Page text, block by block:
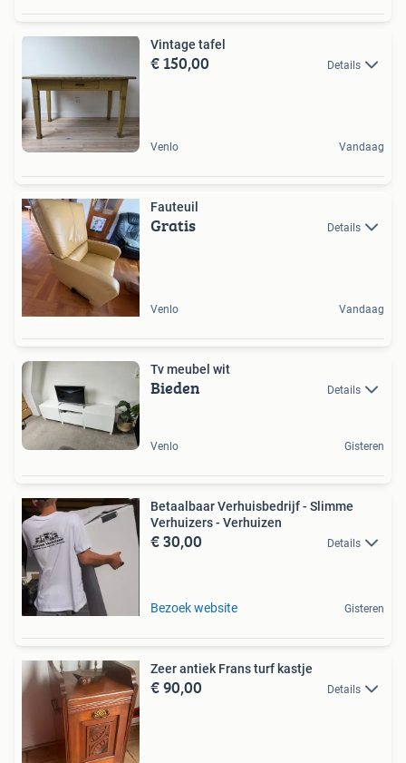
Vintage tafel
€ 150,00 Details
Venlo Vandaag
Fauteuil
Gratis Details
Venlo Vandaag
Tv meubel wit
Bieden Details
Venlo Gisteren
Betaalbaar Verhuisbedrijf - Slimme
Verhuizers - Verhuizen
€ 30,00 Details
Bezoek website Gisteren
Zeer antiek Frans turf kastje
€ 90,00 Details